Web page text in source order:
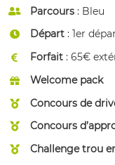
Parcours : Bleu
Départ: 1er
Forfait: 65€
Welcome pack
Concours de
Concours
Challenge trou